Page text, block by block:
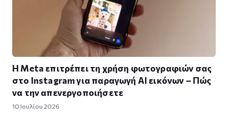
Η Meta επιτρέπει τη χρήση φωτογραφιών σας
στο Instagram για παραγωγή AI εικόνων – Πώς
να την απενεργοποιήσετε
10 Ιουλίου 2026